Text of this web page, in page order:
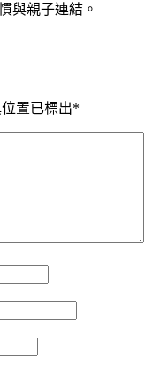
與親子連結。
置已標出*